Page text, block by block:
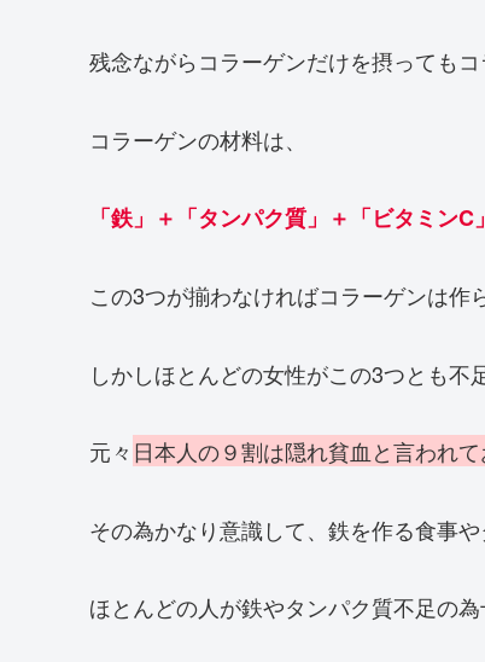
残念ながらコラーゲンだけを摂っても
コラーゲンの材料は、
「鉄」＋「タンパク質」＋「ビタミンC」
この3つが揃わなければコラーゲンは作
しかしほとんどの女性がこの3つとも不
元々 日本人の９割は隠れ貧血と言われ
その為かなり意識して、鉄を作る食事や
ほとんどの人が鉄やタンパク質不足の